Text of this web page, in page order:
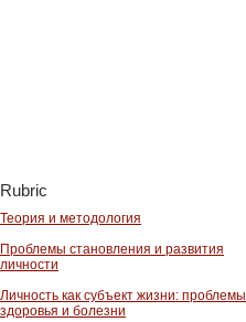
Rubric
Теория и методология
Проблемы становления и развития
личности
Личность как субъект жизни: проблемы
здоровья и болезни